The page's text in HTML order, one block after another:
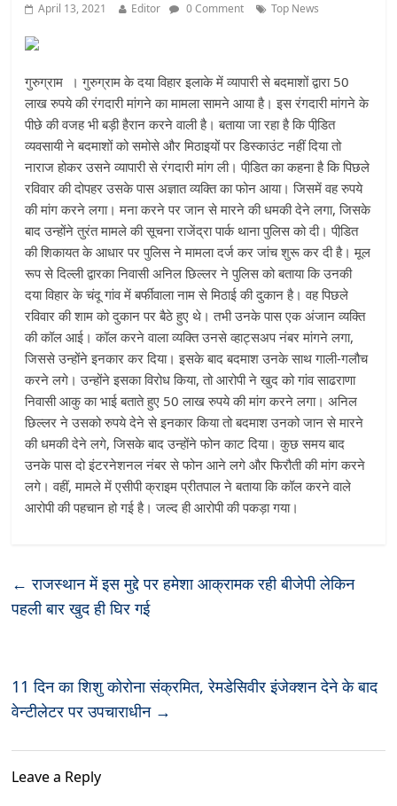
April 13, 2021 Editor 0 Comment Top News
गुरुग्राम । गुरुग्राम के दया विहार इलाके में व्यापारी से बदमाशों द्वारा 50
लाख रुपये की रंगदारी मांगने का मामला सामने आया है। इस रंगदारी मांगने के
पीछे की वजह भी बड़ी हैरान करने वाली है। बताया जा रहा है कि पीडि़त
व्यवसायी ने बदमाशों को समोसे और मिठाइयों पर डिस्काउंट नहीं दिया तो
नाराज होकर उसने व्यापारी से रंगदारी मांग ली। पीडि़त का कहना है कि पिछले
रविवार की दोपहर उसके पास अज्ञात व्यक्ति का फोन आया। जिसमें वह रुपये
की मांग करने लगा। मना करने पर जान से मारने की धमकी देने लगा, जिसके
बाद उन्होंने तुरंत मामले की सूचना राजेंद्रा पार्क थाना पुलिस को दी। पीडि़त
की शिकायत के आधार पर पुलिस ने मामला दर्ज कर जांच शुरू कर दी है। मूल
रूप से दिल्ली द्वारका निवासी अनिल छिल्लर ने पुलिस को बताया कि उनकी
दया विहार के चंदू गांव में बर्फीवाला नाम से मिठाई की दुकान है। वह पिछले
रविवार की शाम को दुकान पर बैठे हुए थे। तभी उनके पास एक अंजान व्यक्ति
की कॉल आई। कॉल करने वाला व्यक्ति उनसे व्हाट्सअप नंबर मांगने लगा,
जिससे उन्होंने इनकार कर दिया। इसके बाद बदमाश उनके साथ गाली-गलौच
करने लगे। उन्होंने इसका विरोध किया, तो आरोपी ने खुद को गांव साढराणा
निवासी आकु का भाई बताते हुए 50 लाख रुपये की मांग करने लगा। अनिल
छिल्लर ने उसको रुपये देने से इनकार किया तो बदमाश उनको जान से मारने
की धमकी देने लगे, जिसके बाद उन्होंने फोन काट दिया। कुछ समय बाद
उनके पास दो इंटरनेशनल नंबर से फोन आने लगे और फिरौती की मांग करने
लगे। वहीं, मामले में एसीपी क्राइम प्रीतपाल ने बताया कि कॉल करने वाले
आरोपी की पहचान हो गई है। जल्द ही आरोपी की पकड़ा गया।
← राजस्थान में इस मुद्दे पर हमेशा आक्रामक रही बीजेपी लेकिन
पहली बार खुद ही घिर गई
11 दिन का शिशु कोरोना संक्रमित, रेमडेसिवीर इंजेक्शन देने के बाद
वेन्टीलेटर पर उपचाराधीन →
Leave a Reply